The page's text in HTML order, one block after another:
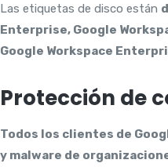
Las etiquetas de disco están
Enterprise, Google
Google Workspace
Protección de
Todos los clientes de
y malware de